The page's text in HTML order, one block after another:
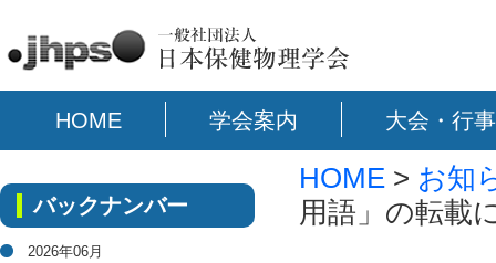
HOME 学会案内 大会・行事
HOME > お知
用語」の転載
バックナンバー
2026年06月